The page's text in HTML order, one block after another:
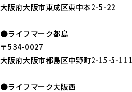
大阪府大阪市東成区東中本2-5-22
●ライフマーク都島
〒534-0027
大阪府大阪市都島区中野町2-15-5-111
●ライフマーク大阪西